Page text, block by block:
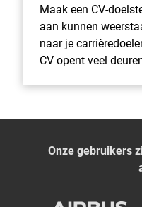
Maak een CV-
aan kunnen
naar je
CV opent veel
Onze gebruikers